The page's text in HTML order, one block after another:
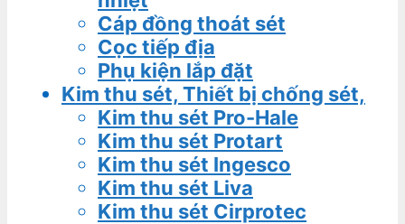
Cáp đồng thoát sét
Cọc tiếp địa
Phụ kiện lắp đặt
Kim thu sét, Thiết bị chống sét,
Kim thu sét Pro-Hale
Kim thu sét Protart
Kim thu sét Ingesco
Kim thu sét Liva
Kim thu sét Cirprotec